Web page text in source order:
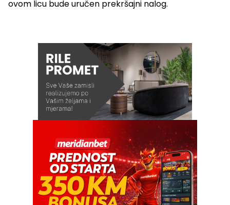
ovom licu bude uručen prekršajni nalog.